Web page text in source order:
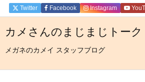
カメさんのまじまじトーク
メガネのカメイ スタッフブログ
Twitter Facebook Instagram